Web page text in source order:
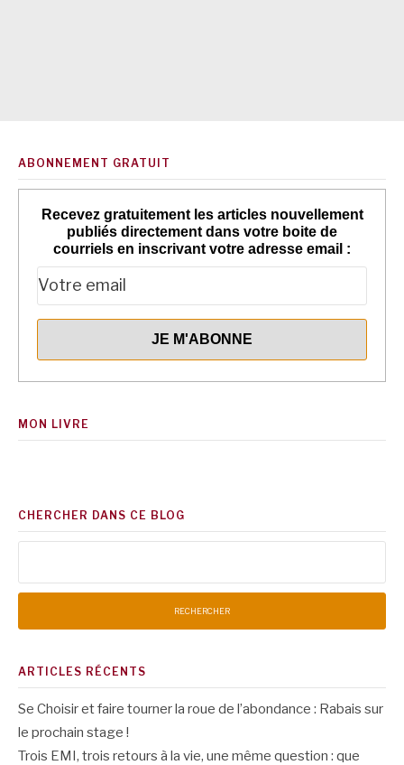
ABONNEMENT GRATUIT
Recevez gratuitement les articles nouvellement
publiés directement dans votre boite de
courriels en inscrivant votre adresse email :
MON LIVRE
CHERCHER DANS CE BLOG
ARTICLES RÉCENTS
Se Choisir et faire tourner la roue de l’abondance : Rabais sur
le prochain stage !
Trois EMI, trois retours à la vie, une même question : que